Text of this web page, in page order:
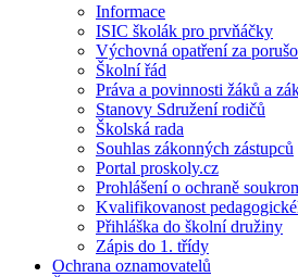
Informace
ISIC školák pro prvňáčky
Výchovná opatření za
Školní řád
Práva a povinnosti žáků a
Stanovy Sdružení rodičů
Školská rada
Souhlas zákonných zástupců
Portal proskoly.cz
Prohlášení o ochraně
Kvalifikovanost
Přihláška do školní družiny
Zápis do 1. třídy
Ochrana oznamovatelů